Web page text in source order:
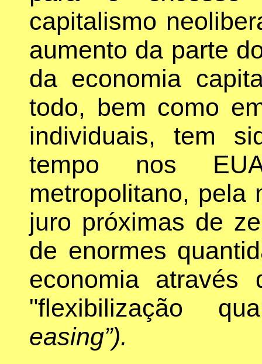
capitalismo
aumento da parte
da economia
todo, bem como
individuais, tem
tempo nos
metropolitano, pela
juro próximas de
de enormes
economia
"flexibilização
easing”).